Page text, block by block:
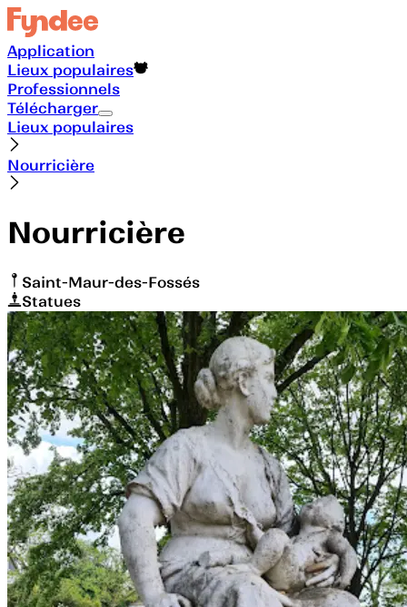
Application
Lieux populaires
Professionnels
Télécharger
Lieux populaires
Nourricière
Nourricière
Saint-Maur-des-Fossés
Statues